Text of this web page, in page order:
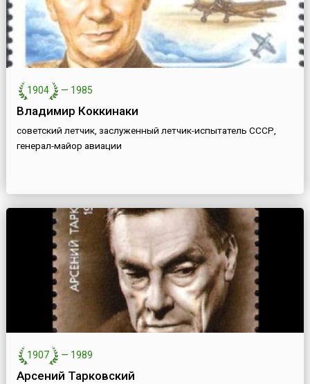
1904 — 1985
Владимир Коккинаки
советский летчик, заслуженный летчик-испытатель СССР,
генерал-майор авиации
1907 — 1989
Арсений Тарковский